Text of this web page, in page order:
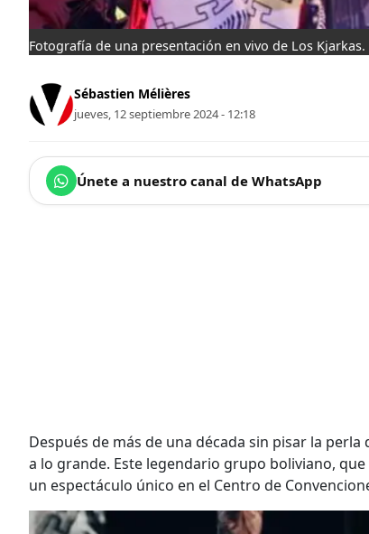
Fotografía de una presentación en vivo de Los Kjarkas.
Sébastien Mélières
jueves, 12 septiembre 2024 - 12:18
Únete a nuestro canal de WhatsApp
Después de más de una década sin pisar la perla
a lo grande. Este legendario grupo boliviano,
un espectáculo único en el Centro de